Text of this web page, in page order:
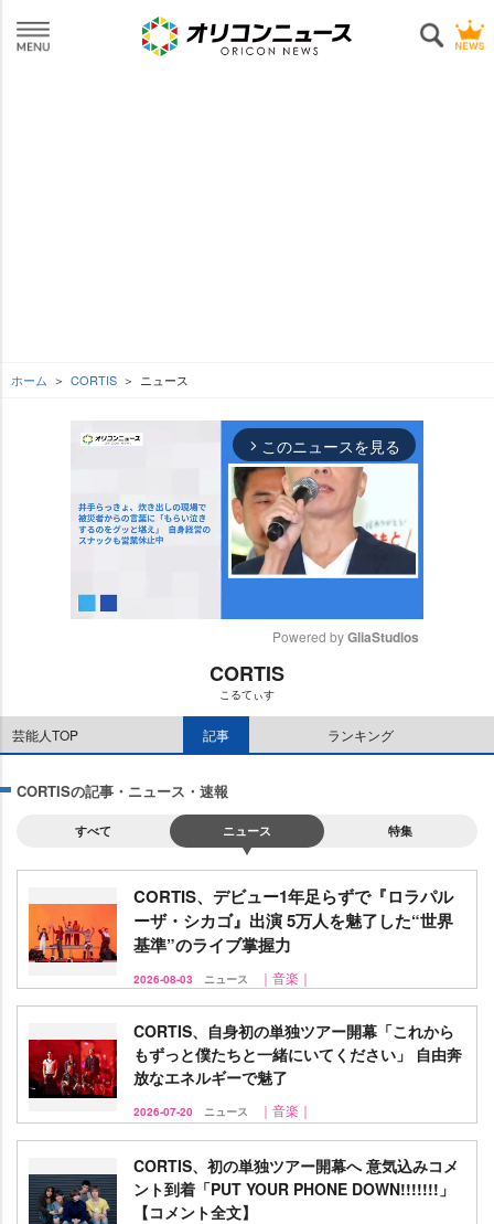
ホーム CORTIS ニュース
arrow_forward_ios このニュースを見る
e
Powered by GliaStudios
CORTIS
こるてぃす
芸能人TOP 記事 ランキング
CORTISの記事・ニュース・速報
すべて ニュース 特集
CORTIS、デビュー1年足らずで『ロラパル
ーザ・シカゴ』出演 5万人を魅了した“世界
基準”のライブ掌握力
2026-08-03 ニュース ｜音楽｜
CORTIS、自身初の単独ツアー開幕「これから
もずっと僕たちと一緒にいてください」 自由奔
放なエネルギーで魅了
2026-07-20 ニュース ｜音楽｜
CORTIS、初の単独ツアー開幕へ 意気込みコメ
ント到着「PUT YOUR PHONE DOWN!!!!!!!」
【コメント全文】